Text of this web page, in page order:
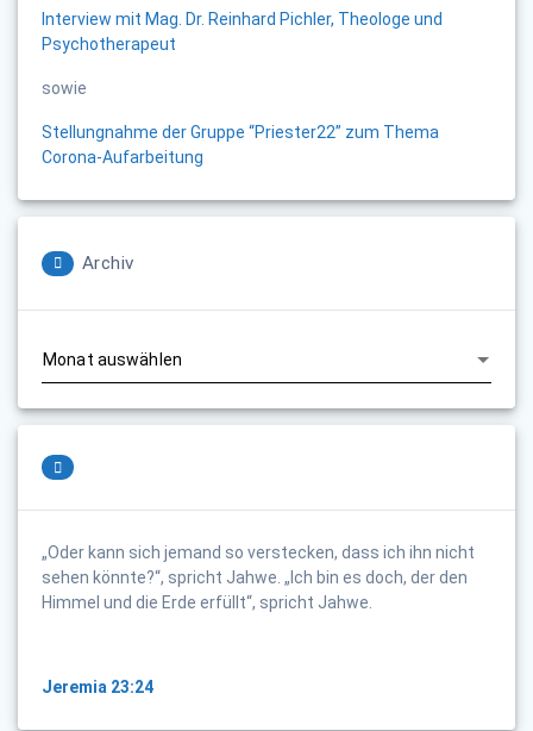
Interview mit Mag. Dr. Reinhard Pichler, Theologe und
Psychotherapeut
sowie
Stellungnahme der Gruppe “Priester22” zum Thema
Corona-Aufarbeitung
Archiv
„Oder kann sich jemand so verstecken, dass ich ihn nicht
sehen könnte?“, spricht Jahwe. „Ich bin es doch, der den
Himmel und die Erde erfüllt“, spricht Jahwe.
Jeremia 23:24